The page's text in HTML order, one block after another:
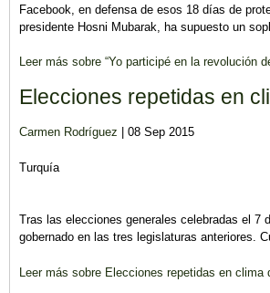
Facebook, en defensa de esos 18 días de
presidente Hosni Mubarak, ha supuesto un
Leer más sobre “Yo participé en la revolución
Elecciones repetidas en
Carmen Rodríguez | 08 Sep 2015
Turquía
Tras las elecciones generales celebradas el 7
gobernado en las tres legislaturas anteriores.
Leer más sobre Elecciones repetidas en clima